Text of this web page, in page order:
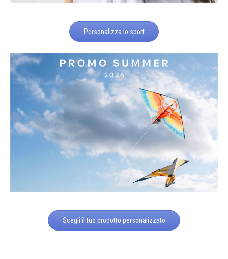
Personalizza lo sport
Scegli il tuo prodotto personalizzato